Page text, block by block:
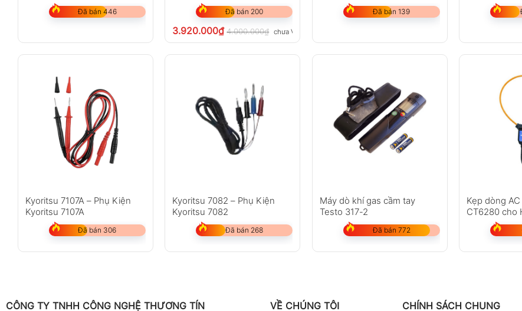
Đã bán 446 Đã bán 200
3.920.000₫ 4.000.000₫ chưa VAT 8%
Đã bán 139
Kyoritsu 7107A – Phụ Kiện
Kyoritsu 7107A
Đã bán 306
Kyoritsu 7082 – Phụ Kiện
Kyoritsu 7082
Đã bán 268
Máy dò khí gas cầm tay
Testo 317-2
Đã bán 772
Kẹp dòng
CT6280 cho
CÔNG TY TNHH CÔNG NGHỆ THƯƠNG TÍN VỀ CHÚNG TÔI CHÍNH SÁCH CHUNG